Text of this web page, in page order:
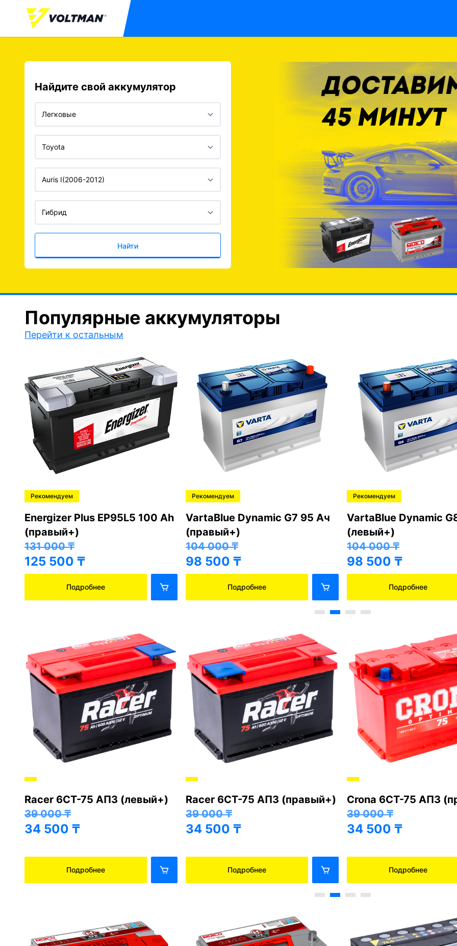
Найдите свой аккумулятор
Найти
Популярные аккумуляторы
Перейти к остальным
Рекомендуем
Energizer Plus EP95L5 100 Ah
(правый+)
131 000₸
125 500 ₸
Подробнее
Рекомендуем
VartaBlue Dynamic G7 95 Ач
(правый+)
104 000₸
98 500 ₸
Подробнее
Рекомендуем
VartaBlue Dynamic
(левый+)
104 000₸
98 500 ₸
Подробнее
Racer 6СТ-75 АПЗ (левый+)
39 000₸
34 500 ₸
Подробнее
Racer 6СТ-75 АПЗ (правый+)
39 000₸
34 500 ₸
Подробнее
Crona 6СТ-75 АПЗ
39 000₸
34 500 ₸
Подробнее